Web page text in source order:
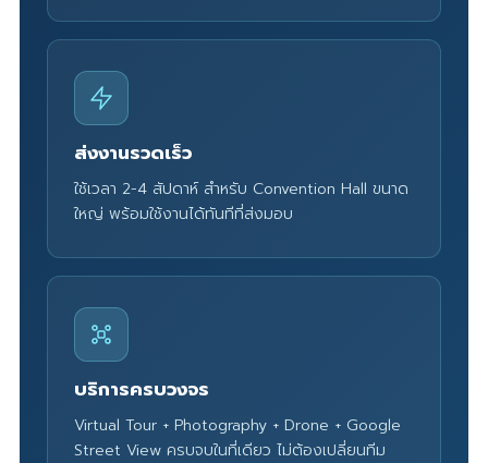
ส่งงานรวดเร็ว
ใช้เวลา 2-4 สัปดาห์ สำหรับ Convention Hall ขนาด
ใหญ่ พร้อมใช้งานได้ทันทีที่ส่งมอบ
บริการครบวงจร
Virtual Tour + Photography + Drone + Google
Street View ครบจบในที่เดียว ไม่ต้องเปลี่ยนทีม